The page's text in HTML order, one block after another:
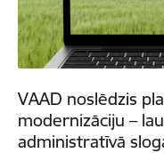
VAAD noslēdzis
modernizāciju –
administratīvā